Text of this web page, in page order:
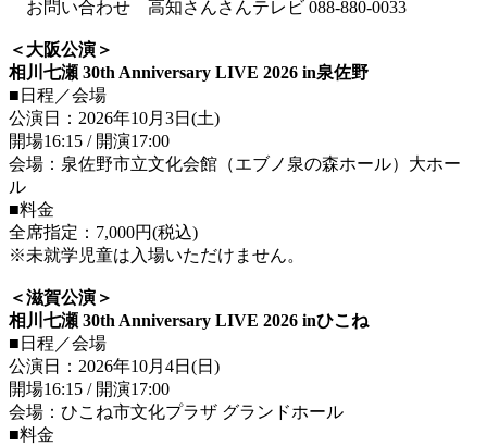
お問い合わせ 高知さんさんテレビ 088-880-0033
＜大阪公演＞
相川七瀬 30th Anniversary LIVE 2026 in泉佐野
■日程／会場
公演日：2026年10月3日(土)
開場16:15 / 開演17:00
会場：泉佐野市立文化会館（エブノ泉の森ホール）大ホー
ル
■料金
全席指定：7,000円(税込)
※未就学児童は入場いただけません。
＜滋賀公演＞
相川七瀬 30th Anniversary LIVE 2026 inひこね
■日程／会場
公演日：2026年10月4日(日)
開場16:15 / 開演17:00
会場：ひこね市文化プラザ グランドホール
■料金